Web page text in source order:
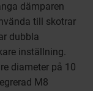
dämparen
till skotrar
dubbla
inställning.
diameter på 10
M8